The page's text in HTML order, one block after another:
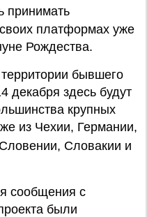
принимать
платформах уже
Рождества.
бывшего
здесь будут
крупных
из Чехии, Германии,
Словакии и
сообщения с
были